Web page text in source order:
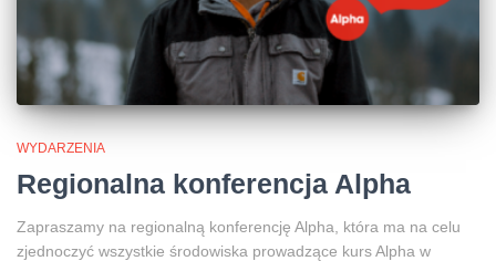
WYDARZENIA
Regionalna konferencja Alpha
Zapraszamy na regionalną konferencję Alpha, która ma na celu
zjednoczyć wszystkie środowiska prowadzące kurs Alpha w